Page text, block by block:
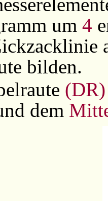
um 4
bilden.
(DR)
dem